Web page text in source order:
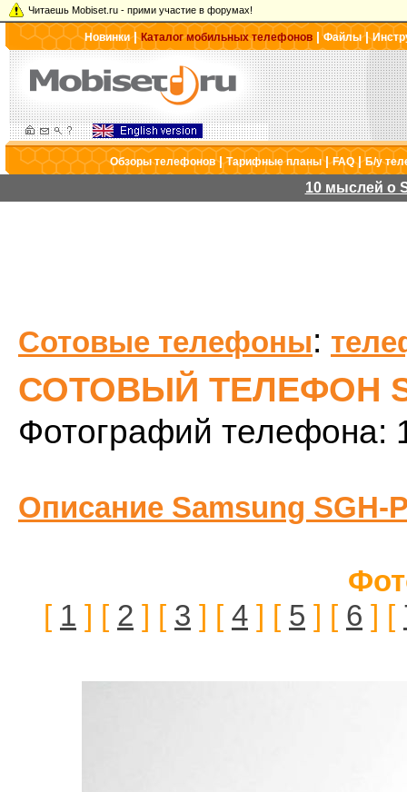
Читаешь Mobiset.ru - прими участие в форумах!
Новинки|Каталог мобильных телефонов |Файлы|
Обзоры телефонов|Тарифные планы|FAQ|Б/у
10 мыслей о
Сотовые телефоны:
СОТОВЫЙ ТЕЛЕФОН
Фотографий телефона:
Описание Samsung SGH-
[ 1 ] [ 2 ] [ 3 ] [ 4 ] [ 5 ] [ 6 ] [